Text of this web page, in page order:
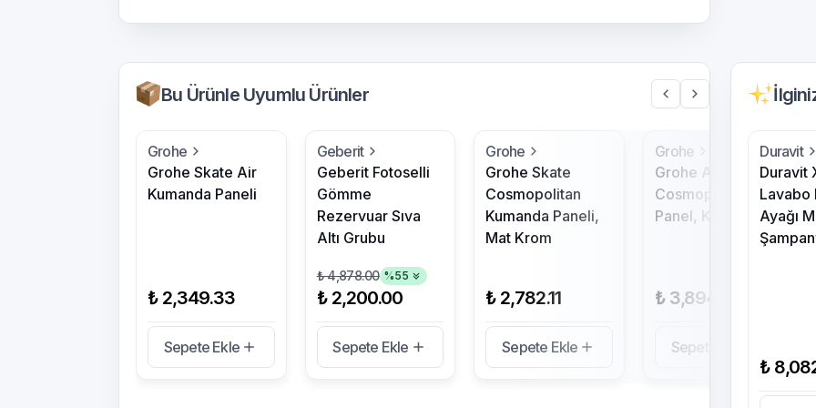
Bu Ürünle Uyumlu Ürünler
Grohe
Grohe Skate Air
Kumanda Paneli
₺ 2,349.33
Sepete Ekle
Geberit
Geberit Fotoselli
Gömme
Rezervuar Sıva
Altı Grubu
₺ 4,878.00 %55
₺ 2,200.00
Sepete Ekle
Grohe
Grohe Skate
Cosmopolitan
Kumanda Paneli,
Mat Krom
₺ 2,782.11
Sepete Ekle
Grohe
Grohe Arena
Cosmopolitan
Panel, Krom
₺ 3,894.95
Sepete Ekle
Duravit
Duravit
Lavabo
Ayağı
₺